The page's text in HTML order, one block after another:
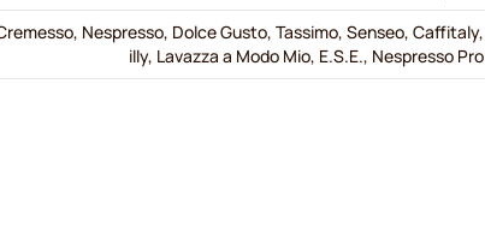
Cremesso, Nespresso, Dolce Gusto, Tassimo, Senseo, Caffitaly,
illy, Lavazza a Modo Mio, E.S.E., Nespresso Pro